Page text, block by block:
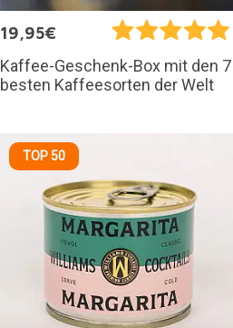
19,95€
Kaffee-Geschenk-Box mit den 7
besten Kaffeesorten der Welt
TOP 50